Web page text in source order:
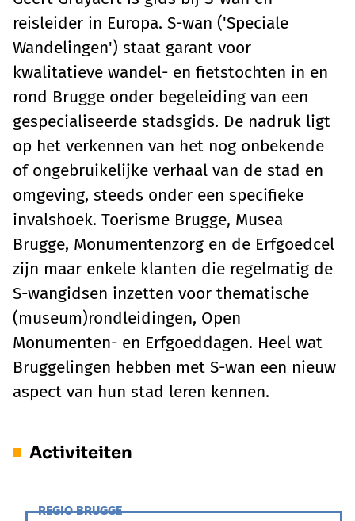
reisleider in Europa. S-wan ('Speciale
Wandelingen') staat garant voor
kwalitatieve wandel- en fietstochten in en
rond Brugge onder begeleiding van een
gespecialiseerde stadsgids. De nadruk ligt
op het verkennen van het nog onbekende
of ongebruikelijke verhaal van de stad en
omgeving, steeds onder een specifieke
invalshoek. Toerisme Brugge, Musea
Brugge, Monumentenzorg en de Erfgoedcel
zijn maar enkele klanten die regelmatig de
S-wangidsen inzetten voor thematische
(museum)rondleidingen, Open
Monumenten- en Erfgoeddagen. Heel wat
Bruggelingen hebben met S-wan een nieuw
aspect van hun stad leren kennen.
Activiteiten
REGIO BRUGGE